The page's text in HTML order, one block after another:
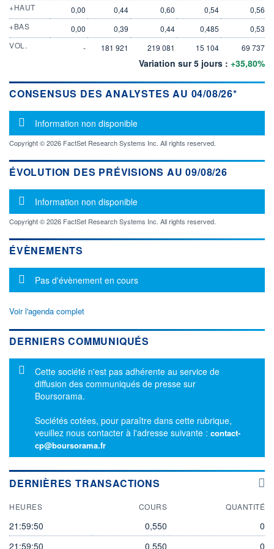
+HAUT
0,00 0,44 0,60 0,54
0,56
+BAS
0,00 0,39 0,44 0,485
0,53
VOL.
- 181 921 219 081 15 104 69 737
Variation sur 5 jours : +35,80%
CONSENSUS DES ANALYSTES AU 04/08/26*
Message d'information
Information non disponible
Copyright © 2026 FactSet Research Systems Inc. All rights reserved.
ÉVOLUTION DES PRÉVISIONS AU 09/08/26
Message d'information
Information non disponible
Copyright © 2026 FactSet Research Systems Inc. All rights reserved.
ÉVÈNEMENTS
Message d'information
Pas d'évènement en cours
Voir l'agenda complet
DERNIERS COMMUNIQUÉS
Message d'information
Cette société n'est pas adhérente au service de
diffusion des communiqués de presse sur
Boursorama.
Sociétés cotées, pour paraître dans cette rubrique,
veuillez nous contacter à l'adresse suivante : contact-
cp@boursorama.fr
DERNIÈRES TRANSACTIONS
HEURES COURS QUANTITÉ
21:59:50 0,550
0
21:59:50
0,550 0